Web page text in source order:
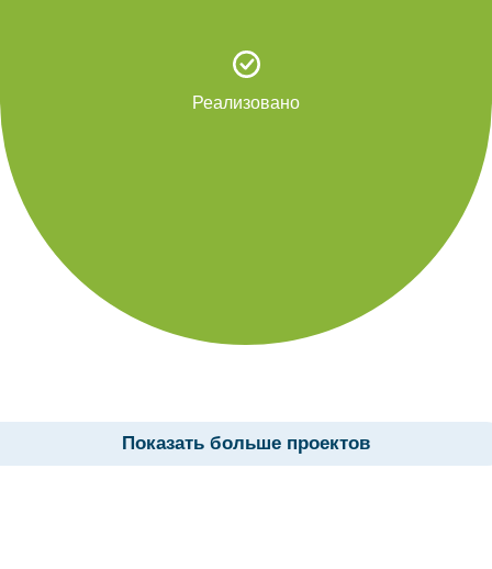
Реализовано
Показать больше проектов